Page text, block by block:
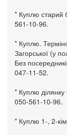
* Куплю старий
561-10-96.
* Куплю.
Загорської (у
Без
047-11-52.
* Куплю
050-561-10-96.
* Куплю 1-, 2-